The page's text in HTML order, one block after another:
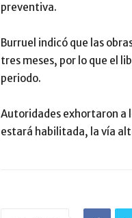
preventiva.
Burruel indicó que las
tres meses, por lo que el
periodo.
Autoridades exhortaron a
estará habilitada, la vía